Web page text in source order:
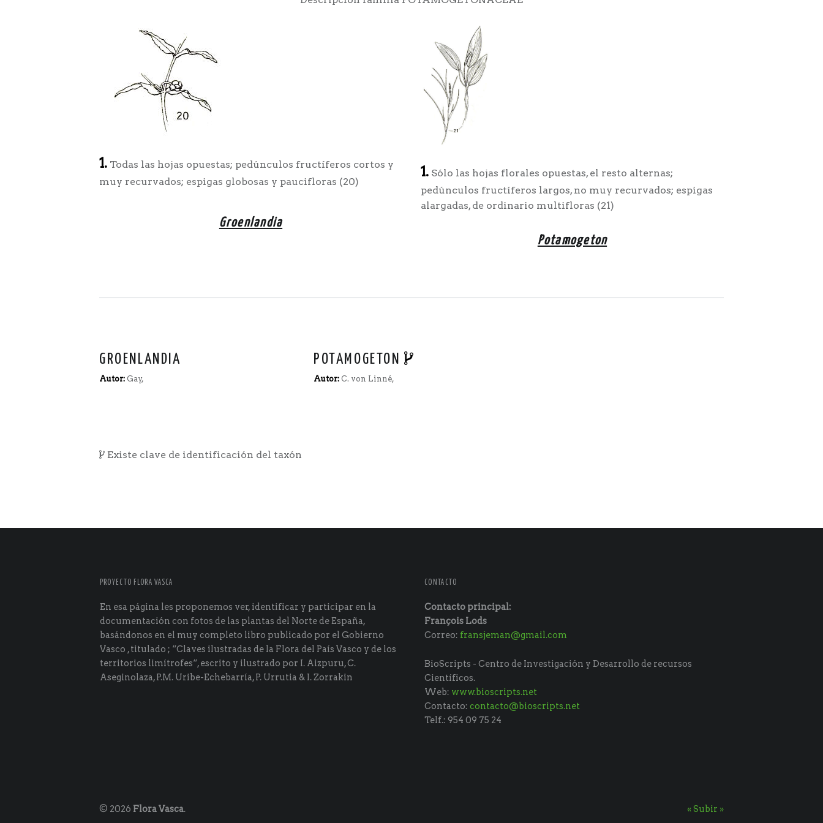
1. Todas las hojas opuestas; pedúnculos fructíferos cortos y
muy recurvados; espigas globosas y paucifloras (20)
Groenlandia
1. Sólo las hojas florales opuestas, el resto alternas;
pedúnculos fructíferos largos, no muy recurvados; espigas
alargadas, de ordinario multifloras (21)
Potamogeton
GROENLANDIA
Autor: Gay,
POTAMOGETON
Autor: C. von Linné,
Existe clave de identificación del taxón
PROYECTO FLORA VASCA
En esa página les proponemos ver, identificar y participar en la
documentación con fotos de las plantas del Norte de España,
basándonos en el muy completo libro publicado por el Gobierno
Vasco , titulado ; “Claves ilustradas de la Flora del País Vasco y de los
territorios limítrofes“, escrito y ilustrado por I. Aizpuru, C.
Aseginolaza, P.M. Uribe-Echebarría, P. Urrutia & I. Zorrakin
CONTACTO
Contacto principal:
François Lods
Correo: fransjeman@gmail.com
BioScripts - Centro de Investigación y Desarrollo de recursos
Científicos.
Web: www.bioscripts.net
Contacto:contacto@bioscripts.net
Telf.: 954 09 75 24
© 2026 Flora Vasca. « Subir »